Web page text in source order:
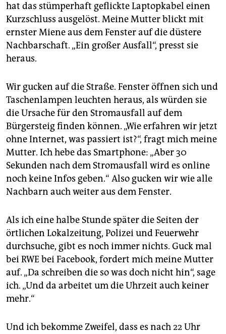
epaper login
hat das stümperhaft geflickte Laptopkabel einen
Kurzschluss ausgelöst. Meine Mutter blickt mit
ernster Miene aus dem Fenster auf die düstere
Nachbarschaft. „Ein großer Ausfall“, presst sie
heraus.
Wir gucken auf die Straße. Fenster öffnen sich und
Taschenlampen leuchten heraus, als würden sie
die Ursache für den Stromausfall auf dem
Bürgersteig finden können. „Wie erfahren wir jetzt
ohne Internet, was passiert ist?“, fragt mich meine
Mutter. Ich hebe das Smartphone: „Aber 30
Sekunden nach dem Stromausfall wird es online
noch keine Infos geben.“ Also gucken wir wie alle
Nachbarn auch weiter aus dem Fenster.
Als ich eine halbe Stunde später die Seiten der
örtlichen Lokalzeitung, Polizei und Feuerwehr
durchsuche, gibt es noch immer nichts. Guck mal
bei RWE bei Facebook, fordert mich meine Mutter
auf. „Da schreiben die so was doch nicht hin“, sage
ich. „Und da arbeitet um die Uhrzeit auch keiner
mehr.“
Und ich bekomme Zweifel, dass es nach 22 Uhr